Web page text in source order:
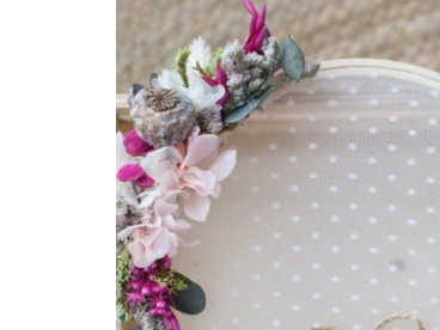
Hit enter to search or ESC to